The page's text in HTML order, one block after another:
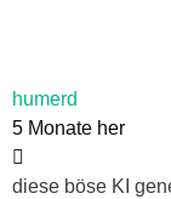
humerd
5 Monate her
diese böse KI